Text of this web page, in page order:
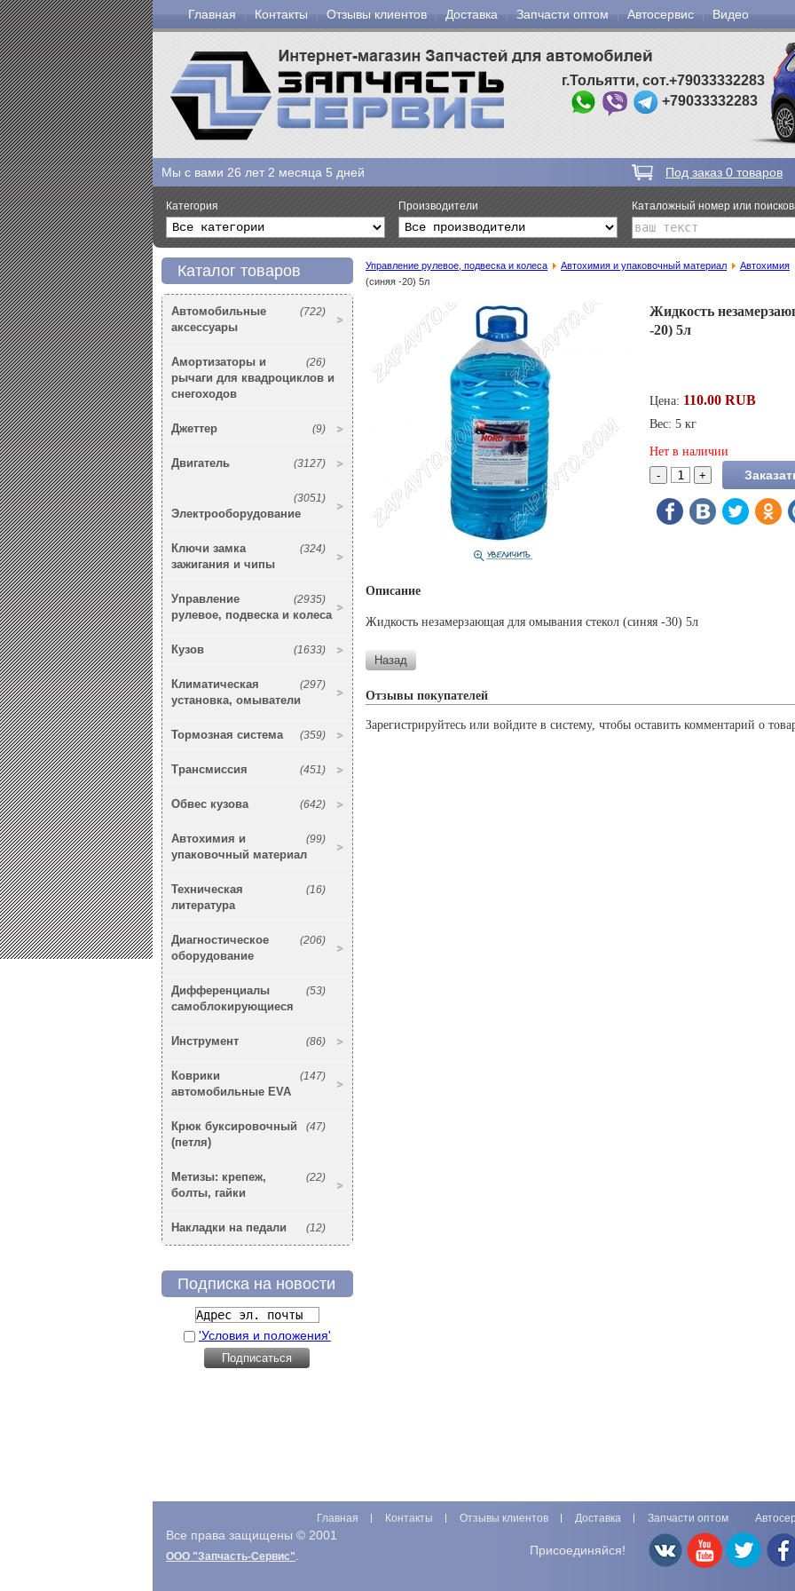
Главная Контакты Отзывы клиентов Доставка Запчасти оптом Автосервис Видео
г.Тольятти, сот.+79033332283
+79033332283
Мы с вами 26 лет 2 месяца 5 дней Под заказ 0 товаров
Категория Производители Каталожный номер или
Каталог товаров
(722)
Автомобильные
аксессуары
(26)
Амортизаторы и
рычаги для квадроциклов и
снегоходов
(9)
Джеттер
(3127)
Двигатель
(3051)
Электрооборудование
(324)
Ключи замка
зажигания и чипы
(2935)
Управление
рулевое, подвеска и колеса
(1633)
Кузов
(297)
Климатическая
установка, омыватели
(359)
Тормозная система
(451)
Трансмиссия
(642)
Обвес кузова
(99)
Автохимия и
упаковочный материал
(16)
Техническая
литература
(206)
Диагностическое
оборудование
(53)
Дифференциалы
самоблокирующиеся
(86)
Инструмент
(147)
Коврики
автомобильные EVA
(47)
Крюк буксировочный
(петля)
(22)
Метизы: крепеж,
болты, гайки
(12)
Накладки на педали
Подписка на новости
'Условия и положения'
Управление рулевое, подвеска и колеса Автохимия и упаковочный материал
Автохимия
(синяя -20) 5л
Жидкость
-20) 5л
Цена: 110.00 RUB
Вес: 5 кг
Нет в наличии
Описание
Жидкость незамерзающая для омывания стекол (синяя -30) 5л
Отзывы покупателей
Зарегистрируйтесь или войдите в систему, чтобы оставить комментарий о
Главная Контакты Отзывы клиентов Доставка Запчасти оптом
Все права защищены © 2001
ООО "Запчасть-Сервис" Присоединяйся!